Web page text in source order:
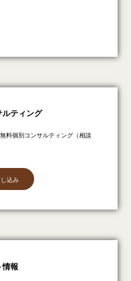
ルティング
料個別コンサルティング（相談
込み
情報